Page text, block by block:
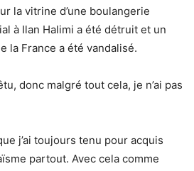
la vitrine d’une boulangerie
à Ilan Halimi a été détruit et un
la France a été vandalisé.
donc malgré tout cela, je n’ai pas
j’ai toujours tenu pour acquis
partout. Avec cela comme